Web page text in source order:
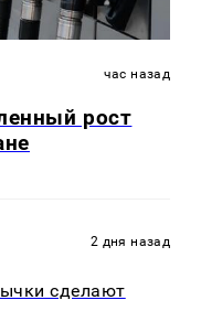
час назад
рост
2 дня назад
сделают